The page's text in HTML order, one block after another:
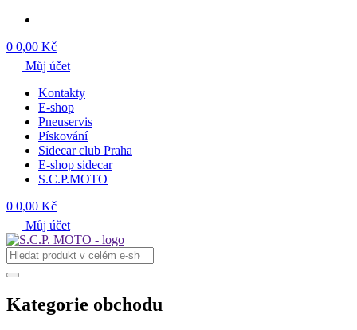
0 0,00 Kč
Můj účet
Kontakty
E-shop
Pneuservis
Pískování
Sidecar club Praha
E-shop sidecar
S.C.P.MOTO
0 0,00 Kč
Můj účet
Kategorie obchodu